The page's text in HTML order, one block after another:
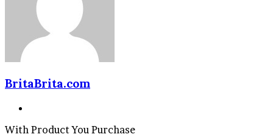
BritaBrita.com
With Product You Purchase